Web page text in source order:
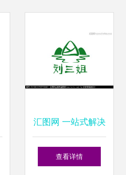
汇图网 一站式解决
食品公司商标设
查看详情